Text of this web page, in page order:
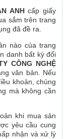
ANHcấp giấy
sắm trên trang
đã đề ra.
nào của trang
danh bất kỳ đối
CÔNG NGHỆ
văn bản. Nếu
khoản, chúng
mà không cần
khi mua sản
yêu cầu cung
nhận và xử lý